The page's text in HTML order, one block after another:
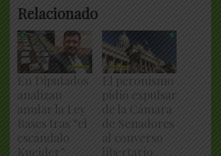
Relacionado
En Diputados
analizan
anular la Ley
Bases tras “el
escándalo
Kueider”
El peronismo
pidió expulsar
de la Cámara
de Senadores
al converso
libertario